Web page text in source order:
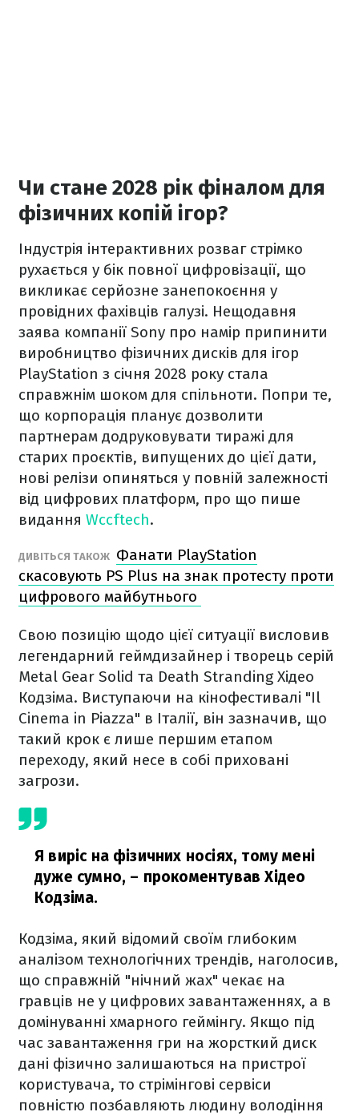
Чи стане 2028 рік фіналом для
фізичних копій ігор?
Індустрія інтерактивних розваг стрімко
рухається у бік повної цифровізації, що
викликає серйозне занепокоєння у
провідних фахівців галузі. Нещодавня
заява компанії Sony про намір припинити
виробництво фізичних дисків для ігор
PlayStation з січня 2028 року стала
справжнім шоком для спільноти. Попри те,
що корпорація планує дозволити
партнерам додруковувати тиражі для
старих проєктів, випущених до цієї дати,
нові релізи опиняться у повній залежності
від цифрових платформ, про що пише
видання Wccftech.
ДИВІТЬСЯ ТАКОЖ Фанати PlayStation
скасовують PS Plus на знак протесту проти
цифрового майбутнього
Свою позицію щодо цієї ситуації висловив
легендарний геймдизайнер і творець серій
Metal Gear Solid та Death Stranding Хідео
Кодзіма. Виступаючи на кінофестивалі "Il
Cinema in Piazza" в Італії, він зазначив, що
такий крок є лише першим етапом
переходу, який несе в собі приховані
загрози.
Я виріс на фізичних носіях, тому мені
дуже сумно, – прокоментував Хідео
Кодзіма.
Кодзіма, який відомий своїм глибоким
аналізом технологічних трендів, наголосив,
що справжній "нічний жах" чекає на
гравців не у цифрових завантаженнях, а в
домінуванні хмарного геймінгу. Якщо під
час завантаження гри на жорсткий диск
дані фізично залишаються на пристрої
користувача, то стрімінгові сервіси
повністю позбавляють людину володіння